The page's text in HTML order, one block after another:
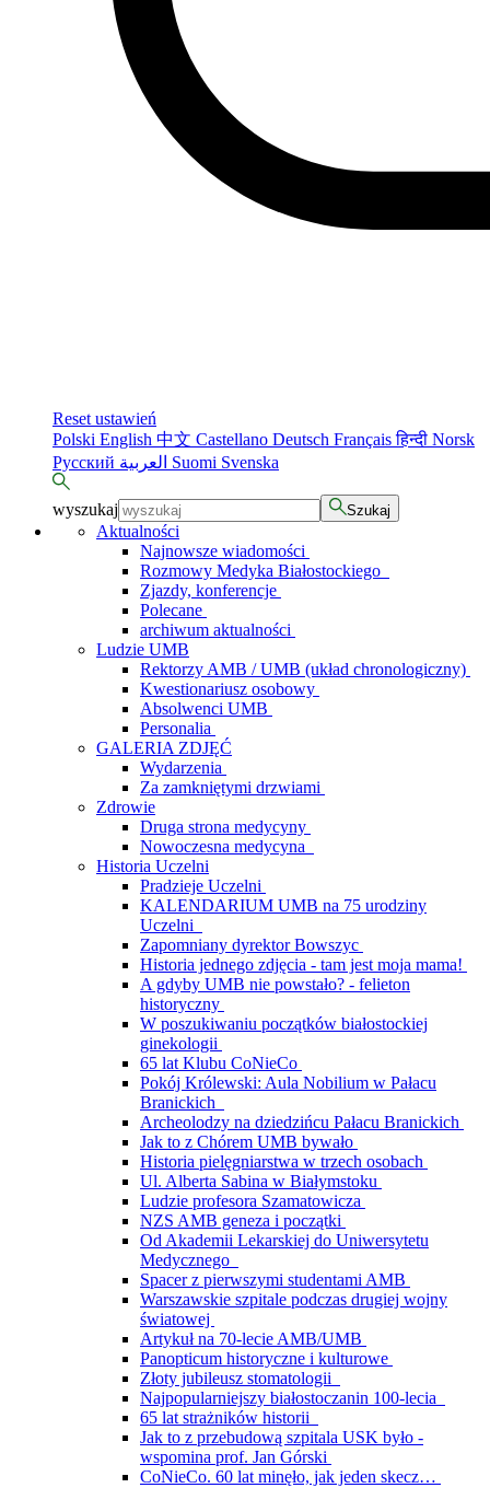
Reset ustawień
Polski English 中文 Castellano Deutsch Françaisहिन्दी Norsk
Русский
Suomi Svenska
wyszukaj Szukaj
Aktualności
Najnowsze wiadomości
Rozmowy Medyka Białostockiego
Zjazdy, konferencje
Polecane
archiwum aktualności
Ludzie UMB
Rektorzy AMB / UMB (układ chronologiczny)
Kwestionariusz osobowy
Absolwenci UMB
Personalia
GALERIA ZDJĘĆ
Wydarzenia
Za zamkniętymi drzwiami
Zdrowie
Druga strona medycyny
Nowoczesna medycyna
Historia Uczelni
Pradzieje Uczelni
KALENDARIUM UMB na 75 urodziny
Uczelni
Zapomniany dyrektor Bowszyc
Historia jednego zdjęcia - tam jest moja mama!
A gdyby UMB nie powstało? - felieton
historyczny
W poszukiwaniu początków białostockiej
ginekologii
65 lat Klubu CoNieCo
Pokój Królewski: Aula Nobilium w Pałacu
Branickich
Archeolodzy na dziedzińcu Pałacu Branickich
Jak to z Chórem UMB bywało
Historia pielęgniarstwa w trzech osobach
Ul. Alberta Sabina w Białymstoku
Ludzie profesora Szamatowicza
NZS AMB geneza i początki
Od Akademii Lekarskiej do Uniwersytetu
Medycznego
Spacer z pierwszymi studentami AMB
Warszawskie szpitale podczas drugiej wojny
światowej
Artykuł na 70-lecie AMB/UMB
Panopticum historyczne i kulturowe
Złoty jubileusz stomatologii
Najpopularniejszy białostoczanin 100-lecia
65 lat strażników historii
Jak to z przebudową szpitala USK było -
wspomina prof. Jan Górski
CoNieCo. 60 lat minęło, jak jeden skecz…